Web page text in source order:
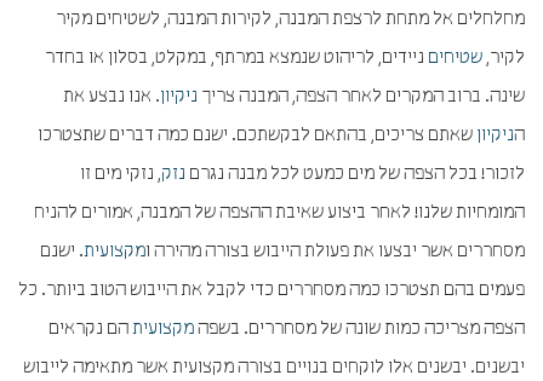
מחלחלים אל מתחת לרצפת המבנה, לקירות המבנה, לשטיחים מקיר
לקיר,שטיחים ניידים, לריהוט שנמצא במרתף, במקלט, בסלון או בחדר
שינה. ברוב המקרים לאחר הצפה, המבנה צריך ניקיון. אנו נבצע את
הניקיון שאתם צריכים, בהתאם לבקשתכם. ישנם כמה דברים שתצטרכו
לזכור! בכל הצפה של מים כמעט לכל מבנה נגרם נזק, נזקי מים זו
המומחיות שלנו! לאחר ביצוע שאיבת ההצפה של המבנה, אמורים להניח
מסחררים אשר יבצעו את פעולת הייבוש בצורה מהירה ומקצועית. ישנם
פעמים בהם תצטרכו כמה מסחררים כדי לקבל את הייבוש הטוב ביותר. כל
הצפה מצריכה כמות שונה של מסחררים. בשפהמקצועיתהם נקראים
יבשנים. יבשנים אלו לוקחים בנויים בצורה מקצועית אשר מתאימה לייבוש